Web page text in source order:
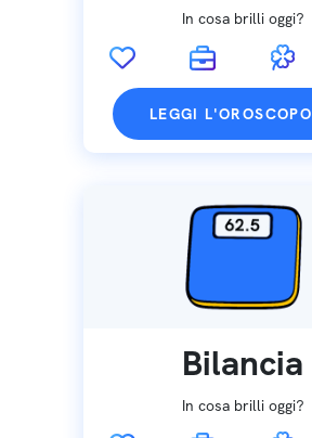
In cosa brilli oggi?
LEGGI L'OROSCOPO
Bilancia
In cosa brilli oggi?